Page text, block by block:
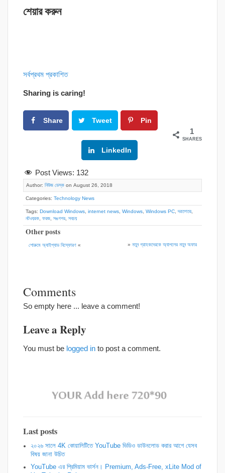
শেয়ার করুন
সর্বপ্রথম প্রকাশিত
Sharing is caring!
Share Tweet Pin
LinkedIn
1
SHARES
Post Views: 132
Author: নিউজ ডেস্ক on August 26, 2018
Categories: Technology News
Tags: Download Windows, internet news, Windows, Windows PC,দরতগতর,
নটওয়রক, ফরজ, সঙগপর, সবচয়
Other posts
শোরুমে অ্যাইপ্যাড বিস্ফোরণ « » নতুন গ্রাহকদেরকে অ্যাপলের নতুন অফার
Comments
So empty here ... leave a comment!
Leave a Reply
You must be logged in to post a comment.
Last posts
২০২৬ সালে 4K কোয়ালিটিতে YouTube ভিডিও ডাউনলোড করার আগে যেসব
বিষয় জানা উচিত
YouTube এর প্রিমিয়াম ভার্সন। Premium, Ads-Free, xLite Mod of